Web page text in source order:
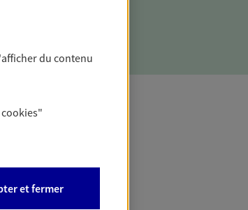
du contenu
cookies"
et fermer